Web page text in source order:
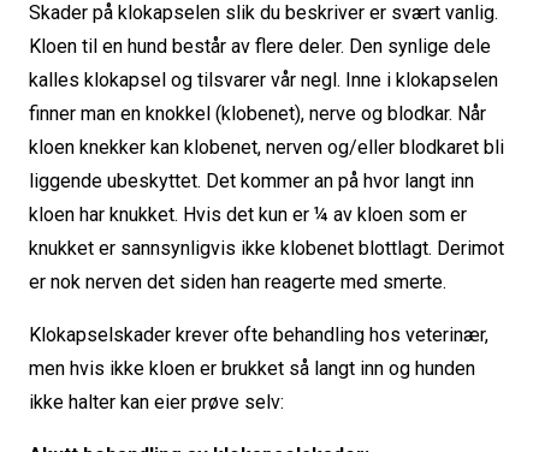
Skader på klokapselen slik du beskriver er svært vanlig.
Kloen til en hund består av flere deler. Den synlige dele
kalles klokapsel og tilsvarer vår negl. Inne i klokapselen
finner man en knokkel (klobenet), nerve og blodkar. Når
kloen knekker kan klobenet, nerven og/eller blodkaret bli
liggende ubeskyttet. Det kommer an på hvor langt inn
kloen har knukket. Hvis det kun er ¼ av kloen som er
knukket er sannsynligvis ikke klobenet blottlagt. Derimot
er nok nerven det siden han reagerte med smerte.
Klokapselskader krever ofte behandling hos veterinær,
men hvis ikke kloen er brukket så langt inn og hunden
ikke halter kan eier prøve selv: